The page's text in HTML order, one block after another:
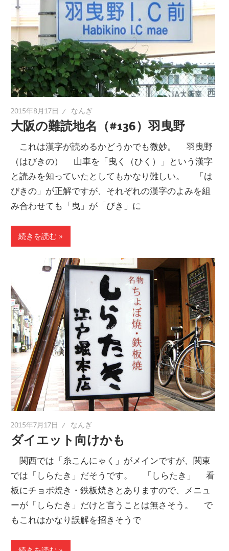
2015年8月17日 なんぎ
大阪の難読地名（#136）羽曳野
これは漢字が読めるかどうかでも微妙。 羽曳野
（はびきの） 山車を「曳く（ひく）」という漢字
と読みを知っていたとしてもかなり難しい。 「は
びきの」が正解ですが、それぞれの漢字のよみを組
み合わせても「曳」が「びき」に
続きを読む
2015年7月17日 なんぎ
ダイエット向けかも
関西では「糸こんにゃく」がメインですが、関東
では「しらたき」だそうです。 「しらたき」 看
板にチョボ焼き・鉄板焼きとありますので、メニュ
ーが「しらたき」だけと言うことは無さそう。 で
もこれはかなり誤解を招きそうで